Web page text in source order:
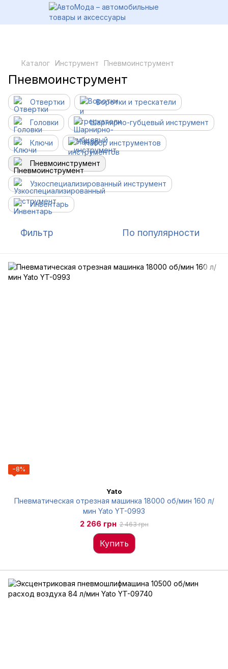
Каталог Инструмент Пневмоинструмент
Пневмоинструмент
Отвертки Воротки и трескатели
Головки Шарнирно-губцевый инструмент
Ключи Набор инструментов
Пневмоинструмент
Узкоспециализированный инструмент
Инвентарь
Фильтр По популярности
−8%
Yato
Пневматическая отрезная машинка 18000 об/мин 160 л/
мин Yato YT-0993
2 266 грн 2 463 грн
Купить